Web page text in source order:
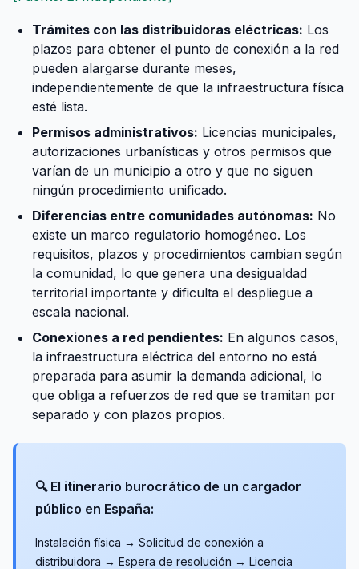
Trámites con las distribuidoras eléctricas: Los
plazos para obtener el punto de conexión a la red
pueden alargarse durante meses,
independientemente de que la infraestructura física
esté lista.
Permisos administrativos: Licencias municipales,
autorizaciones urbanísticas y otros permisos que
varían de un municipio a otro y que no siguen
ningún procedimiento unificado.
Diferencias entre comunidades autónomas: No
existe un marco regulatorio homogéneo. Los
requisitos, plazos y procedimientos cambian según
la comunidad, lo que genera una desigualdad
territorial importante y dificulta el despliegue a
escala nacional.
Conexiones a red pendientes: En algunos casos,
la infraestructura eléctrica del entorno no está
preparada para asumir la demanda adicional, lo
que obliga a refuerzos de red que se tramitan por
separado y con plazos propios.
🔍 El itinerario burocrático de un cargador
público en España:
Instalación física → Solicitud de conexión a
distribuidora → Espera de resolución → Licencia